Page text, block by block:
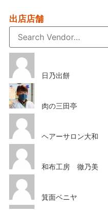
出店店舗
日乃出餅
肉の三田亭
ヘアーサロン大和
和布工房 徹乃美
箕面ベニヤ